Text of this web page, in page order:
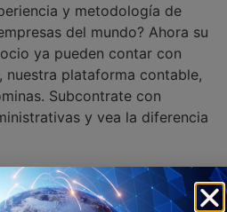
y metodología de
del mundo? Ahora su
ya pueden contar con
nuestra plataforma contable,
Subcontrate con
y vea la diferencia
para